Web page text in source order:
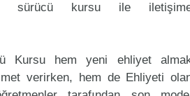
sürücü kursu ile
Kursu hem yeni ehliyet
verirken, hem de Ehliyeti